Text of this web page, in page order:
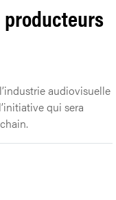
producteurs
audiovisuelle
qui sera